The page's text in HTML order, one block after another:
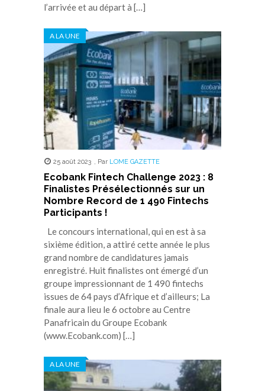
l’arrivée et au départ à […]
A LA UNE
25 août 2023 , Par LOME GAZETTE
Ecobank Fintech Challenge 2023 : 8
Finalistes Présélectionnés sur un
Nombre Record de 1 490 Fintechs
Participants !
Le concours international, qui en est à sa
sixième édition, a attiré cette année le plus
grand nombre de candidatures jamais
enregistré. Huit finalistes ont émergé d’un
groupe impressionnant de 1 490 fintechs
issues de 64 pays d’Afrique et d’ailleurs; La
finale aura lieu le 6 octobre au Centre
Panafricain du Groupe Ecobank
(www.Ecobank.com) […]
A LA UNE